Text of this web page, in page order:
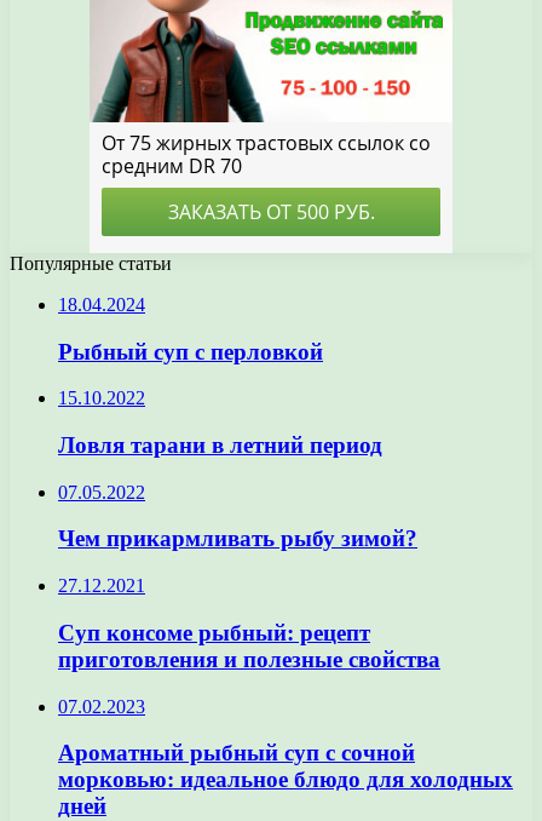
Популярные статьи
18.04.2024
Рыбный суп с перловкой
15.10.2022
Ловля тарани в летний период
07.05.2022
Чем прикармливать рыбу зимой?
27.12.2021
Суп консоме рыбный: рецепт
приготовления и полезные свойства
07.02.2023
Ароматный рыбный суп с сочной
морковью: идеальное блюдо для холодных
дней